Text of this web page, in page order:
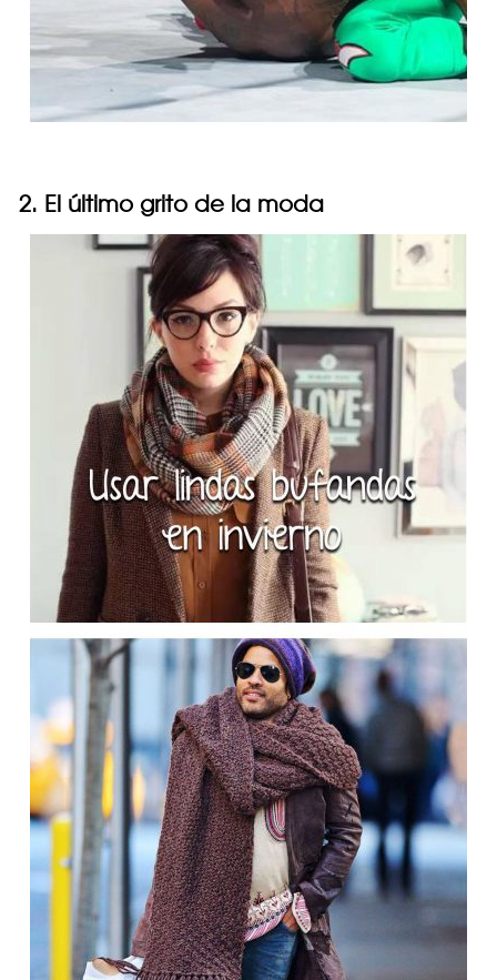
2. El último grito de la moda